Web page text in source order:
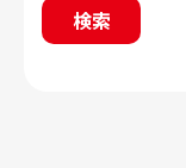
検索